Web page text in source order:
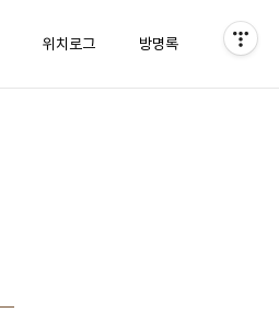
위치로그 방명록